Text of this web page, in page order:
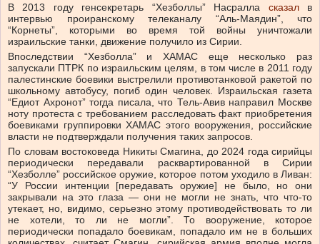
В 2013 году генсекретарь “Хезболлы” Насралла сказалв
интервью проиранскому телеканалу “Аль-Маядин”, что
“Корнеты”, которыми во время той войны уничтожали
израильские танки, движение получило из Сирии.
Впоследствии “Хезболла” и ХАМАС еще несколько раз
запускали ПТРК по израильским целям, в том числе в 2011 году
палестинские боевики выстрелили противотанковой ракетой по
школьному автобусу, погиб один человек. Израильская газета
“Едиот Ахронот” тогда писала, что Тель-Авив направил Москве
ноту протеста с требованием расследовать факт приобретения
боевиками группировки ХАМАС этого вооружения, российские
власти не подтверждали получения таких запросов.
По словам востоковеда Никиты Смагина, до 2024 года сирийцы
периодически передавали расквартированной в Сирии
“Хезболле” российское оружие, которое потом уходило в Ливан:
“У России интенции [передавать оружие] не было, но они
закрывали на это глаза — они не могли не знать, что что-то
утекает, но, видимо, серьезно этому противодействовать то ли
не хотели, то ли не могли”. То вооружение, которое
периодически попадало боевикам, попадало им не в больших